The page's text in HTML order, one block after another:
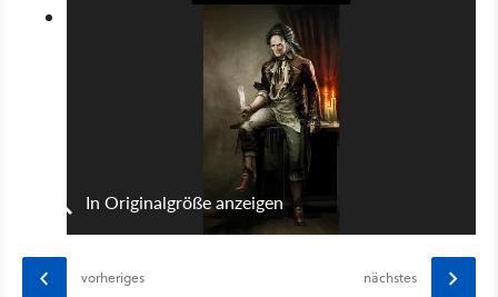
In Originalgröße anzeigen
vorheriges nächstes